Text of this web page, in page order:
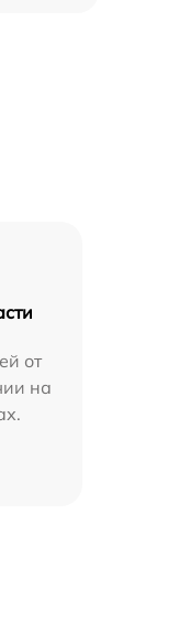
от
на